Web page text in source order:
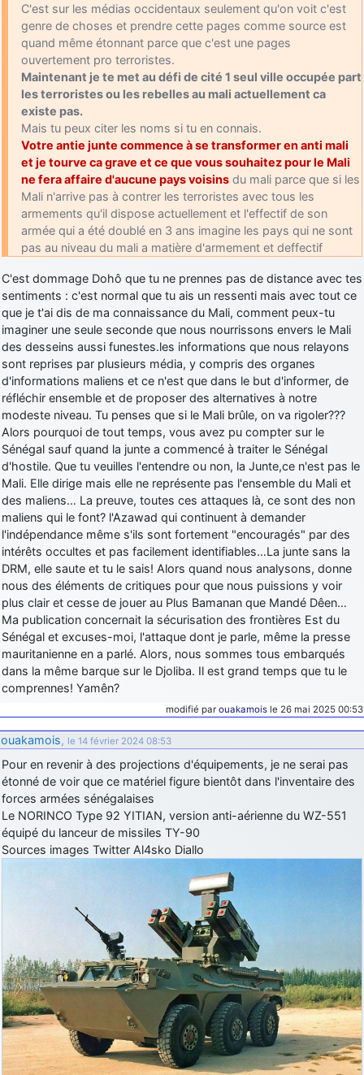
C'est sur les médias occidentaux seulement qu'on voit c'est
genre de choses et prendre cette pages comme source est
quand même étonnant parce que c'est une pages
ouvertement pro terroristes.
Maintenant je te met au défi de cité 1 seul ville occupée part
les terroristes ou les rebelles au mali actuellement ca
existe pas.
Mais tu peux citer les noms si tu en connais.
Votre antie junte commence à se transformer en anti mali
et je tourve ca grave et ce que vous souhaitez pour le Mali
ne fera affaire d'aucune pays voisins du mali parce que si les
Mali n'arrive pas à contrer les terroristes avec tous les
armements qu'il dispose actuellement et l'effectif de son
armée qui a été doublé en 3 ans imagine les pays qui ne sont
pas au niveau du mali a matière d'armement et deffectif
C'est dommage Dohô que tu ne prennes pas de distance avec tes
sentiments : c'est normal que tu ais un ressenti mais avec tout ce
que je t'ai dis de ma connaissance du Mali, comment peux-tu
imaginer une seule seconde que nous nourrissons envers le Mali
des desseins aussi funestes.les informations que nous relayons
sont reprises par plusieurs média, y compris des organes
d'informations maliens et ce n'est que dans le but d'informer, de
réfléchir ensemble et de proposer des alternatives à notre
modeste niveau. Tu penses que si le Mali brûle, on va rigoler???
Alors pourquoi de tout temps, vous avez pu compter sur le
Sénégal sauf quand la junte a commencé à traiter le Sénégal
d'hostile. Que tu veuilles l'entendre ou non, la Junte,ce n'est pas le
Mali. Elle dirige mais elle ne représente pas l'ensemble du Mali et
des maliens… La preuve, toutes ces attaques là, ce sont des non
maliens qui le font? l'Azawad qui continuent à demander
l'indépendance même s'ils sont fortement "encouragés" par des
intérêts occultes et pas facilement identifiables…La junte sans la
DRM, elle saute et tu le sais! Alors quand nous analysons, donne
nous des éléments de critiques pour que nous puissions y voir
plus clair et cesse de jouer au Plus Bamanan que Mandé Dêen…
Ma publication concernait la sécurisation des frontières Est du
Sénégal et excuses-moi, l'attaque dont je parle, même la presse
mauritanienne en a parlé. Alors, nous sommes tous embarqués
dans la même barque sur le Djoliba. Il est grand temps que tu le
comprennes! Yamên?
modifié par ouakamois le 26 mai 2025 00:53
ouakamois, le 14 février 2024 08:53
Pour en revenir à des projections d'équipements, je ne serai pas
étonné de voir que ce matériel figure bientôt dans l'inventaire des
forces armées sénégalaises
Le NORINCO Type 92 YITIAN, version anti-aérienne du WZ-551
équipé du lanceur de missiles TY-90
Sources images Twitter Al4sko Diallo